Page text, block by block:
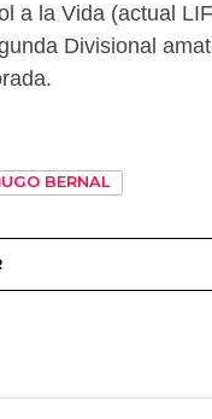
a la Vida (actual
Divisional
BERNAL